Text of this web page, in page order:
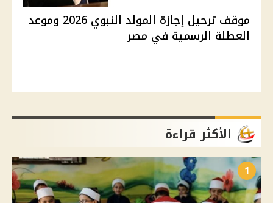
موقف ترحيل إجازة المولد النبوي 2026 وموعد
العطلة الرسمية في مصر
الأكثر قراءة
1